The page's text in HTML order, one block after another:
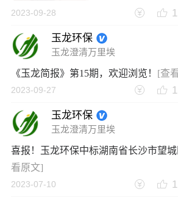
2023-09-28 1
玉龙环保
玉龙澄清万里埃
《玉龙简报》第15期，欢迎浏览！ [查
2023-09-27 1
玉龙环保
玉龙澄清万里埃
喜报！玉龙环保中标湖南省长沙市望
看原文]
2023-07-10 1